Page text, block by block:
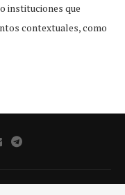
instituciones que
contextuales, como